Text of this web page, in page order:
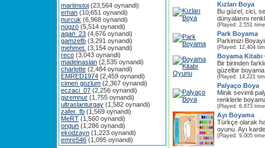
martinstoj (23,564 oynandi)
erhan (10,651 oynandi)
nurcuk (6,968 oynandi)
nügzö (5,514 oynandi)
aqan_23 (4,676 oynandi)
gamzefb (3,291 oynandi)
mehmet. (3,154 oynandi)
reco (3,043 oynandi)
madeinaslan (2,535 oynandi)
charlotte (2,484 oynandi)
EMRED1974 (2,459 oynandi)
cimen gozlum (2,367 oynandi)
eczaci_07 (2,256 oynandi)
gizemnur (1,755 oynandi)
ultraslanturgay (1,582 oynandi)
zafer_fb (1,569 oynandi)
MeRT (1,560 oynandi)
ongun (1,286 oynandi)
ekodzayn (1,223 oynandi)
emre546 (1,095 oynandi)
Kızları Boya
Bu güzel, cici,
dünyalarını
(Played: 2,551
Park Boyama
Parkimizi
(Played: 12,404
Boyama Kitabı
Bir birinden
güzelbir
(Played: 14,221
Palyaço Boya
Minik sevimli
renklerle
(Played: 6,873
Ayı Boyama
Türkçe olarak
oyunu. Ayı
(Played: 9,005